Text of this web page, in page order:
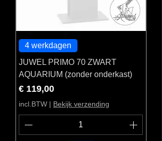
4 werkdagen
JUWEL PRIMO 70 ZWART
AQUARIUM (zonder onderkast)
Prijs
€ 119,00
incl.BTW | Bekijk verzending